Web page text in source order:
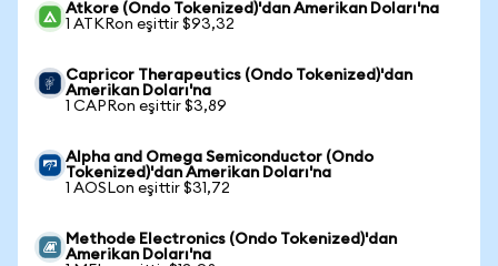
Atkore (Ondo Tokenized)'dan Amerikan Doları'na
1 ATKRon eşittir $93,32
Capricor Therapeutics (Ondo Tokenized)'dan
Amerikan Doları'na
1 CAPRon eşittir $3,89
Alpha and Omega Semiconductor (Ondo
Tokenized)'dan Amerikan Doları'na
1 AOSLon eşittir $31,72
Methode Electronics (Ondo Tokenized)'dan
Amerikan Doları'na